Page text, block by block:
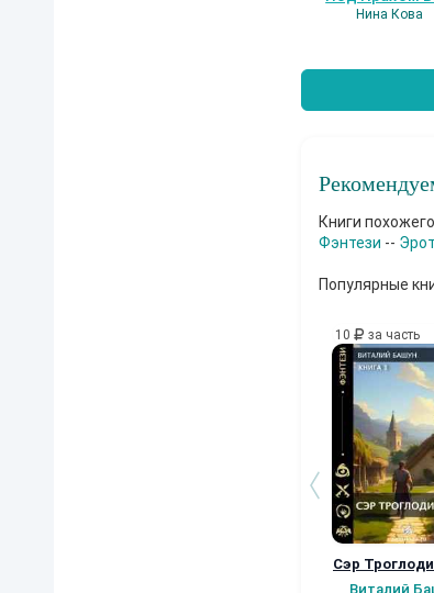
Нина Кова
Книги
Фэнтези --
Популярные
10 за часть
Сэр
Виталий